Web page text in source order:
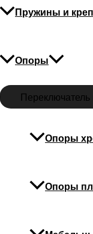
Пружины и
Опоры
Опоры
Опоры